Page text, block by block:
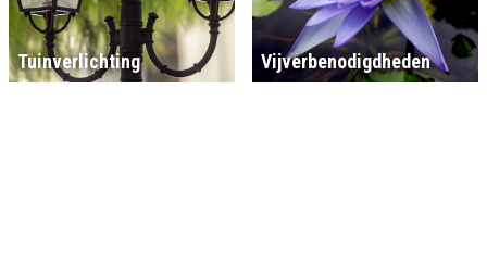
Tuinverlichting Vijverbenodigdheden